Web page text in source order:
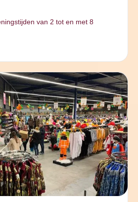
van 2 tot en met 8